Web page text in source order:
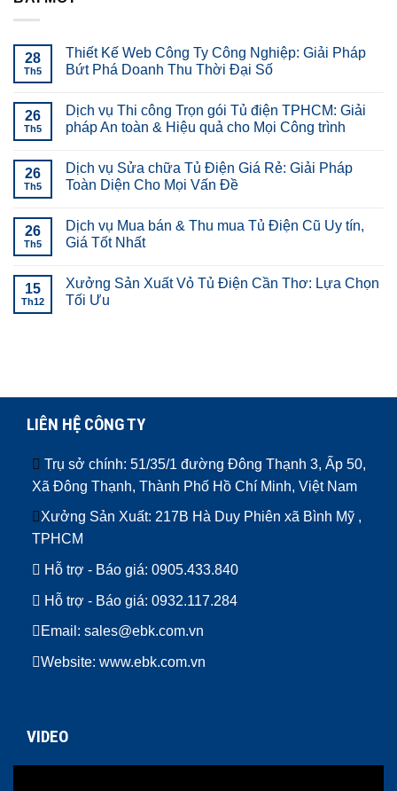
28
Th5
Thiết Kế Web Công Ty Công Nghiệp: Giải Pháp
Bứt Phá Doanh Thu Thời Đại Số
26
Th5
Dịch vụ Thi công Trọn gói Tủ điện TPHCM: Giải
pháp An toàn & Hiệu quả cho Mọi Công trình
26
Th5
Dịch vụ Sửa chữa Tủ Điện Giá Rẻ: Giải Pháp
Toàn Diện Cho Mọi Vấn Đề
26
Th5
Dịch vụ Mua bán & Thu mua Tủ Điện Cũ Uy tín,
Giá Tốt Nhất
15
Th12
Xưởng Sản Xuất Vỏ Tủ Điện Cần Thơ: Lựa Chọn
Tối Ưu
LIÊN HỆ CÔNG TY
Trụ sở chính: 51/35/1 đường Đông Thạnh 3, Ấp 50,
Xã Đông Thạnh, Thành Phố Hồ Chí Minh, Việt Nam
Xưởng Sản Xuất: 217B Hà Duy Phiên xã Bình Mỹ ,
TPHCM
Hỗ trợ - Báo giá: 0905.433.840
Hỗ trợ - Báo giá: 0932.117.284
Email: sales@ebk.com.vn
Website: www.ebk.com.vn
VIDEO